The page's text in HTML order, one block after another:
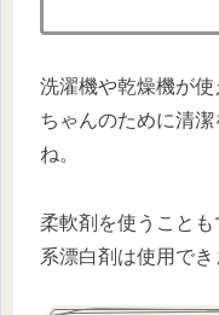
洗濯機や乾燥機が
ちゃんのために清
ね。
柔軟剤を使うこと
系漂白剤は使用でき